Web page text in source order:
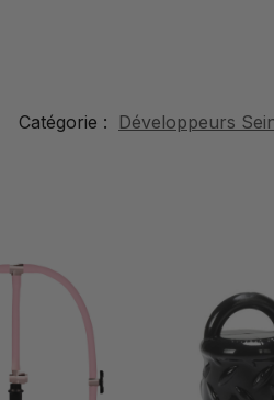
Catégorie : Développeurs